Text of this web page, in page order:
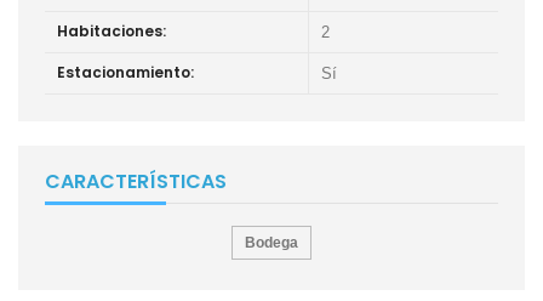
Habitaciones: 2
Estacionamiento: Sí
CARACTERÍSTICAS
Bodega